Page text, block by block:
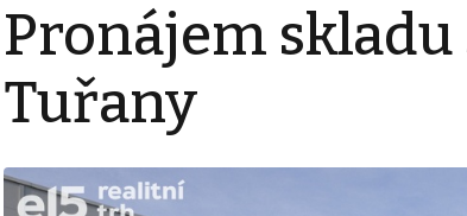
Pronájem skladu
Tuřany